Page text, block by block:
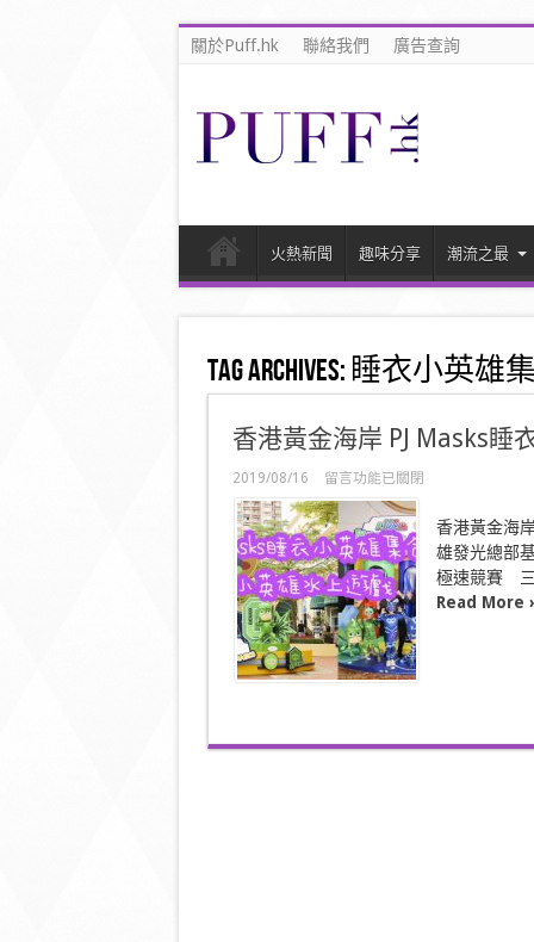
關於Puff.hk 聯絡我們 廣告查詢
火熱新聞 趣味分享 潮流之最
Tag Archives: 睡衣小英雄
香港黃金海岸 PJ Masks睡
2019/08/16
在
〈香
港
黃
金
海
岸 PJ
Masks
睡
衣
小
留言功能已關閉
香港黃金海
雄發光總部
極速競賽 三
Read More